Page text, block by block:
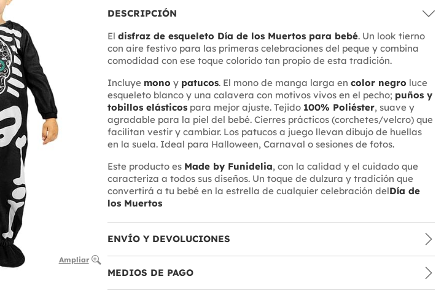
Ampliar
DESCRIPCIÓN
El disfraz de esqueleto Día de los Muertos para bebé. Un look tierno
con aire festivo para las primeras celebraciones del peque y combina
comodidad con ese toque colorido tan propio de esta tradición.
Incluye mono y patucos. El mono de manga larga en color negro luce
esqueleto blanco y una calavera con motivos vivos en el pecho; puños y
tobillos elásticospara mejor ajuste. Tejido 100% Poliéster, suave y
agradable para la piel del bebé. Cierres prácticos (corchetes/velcro) que
facilitan vestir y cambiar. Los patucos a juego llevan dibujo de huellas
en la suela. Ideal para Halloween, Carnaval o sesiones de fotos.
Este producto es Made by Funidelia, con la calidad y el cuidado que
caracteriza a todos sus diseños. Un toque de dulzura y tradición que
convertirá a tu bebé en la estrella de cualquier celebración delDía de
los Muertos
ENVÍO Y DEVOLUCIONES
MEDIOS DE PAGO